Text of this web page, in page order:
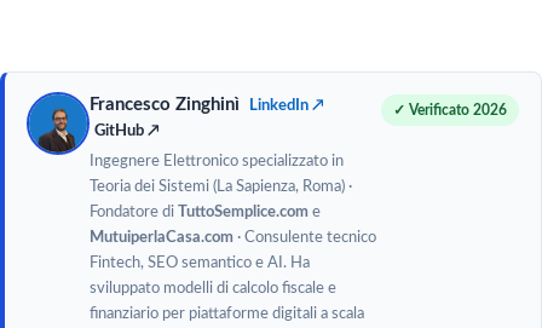
Francesco Zinghinì
LinkedIn ↗
GitHub ↗
Ingegnere Elettronico specializzato in
Teoria dei Sistemi (La Sapienza, Roma) ·
Fondatore di TuttoSemplice.com e
MutuiperlaCasa.com · Consulente tecnico
Fintech, SEO semantico e AI. Ha
sviluppato modelli di calcolo fiscale e
finanziario per piattaforme digitali a scala
✓ Verificato 2026